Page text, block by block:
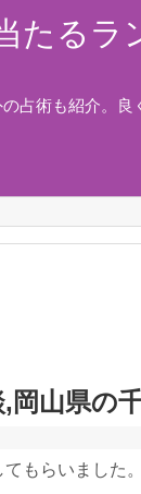
たる
占術も紹介。
岡山県の
もらいました